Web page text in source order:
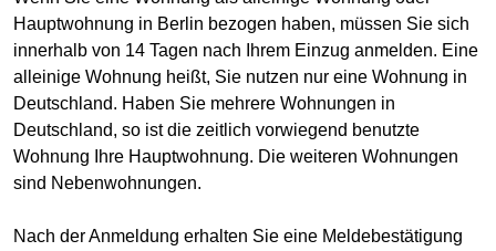
Hauptwohnung in Berlin bezogen haben, müssen Sie sich
innerhalb von 14 Tagen nach Ihrem Einzug anmelden. Eine
alleinige Wohnung heißt, Sie nutzen nur eine Wohnung in
Deutschland. Haben Sie mehrere Wohnungen in
Deutschland, so ist die zeitlich vorwiegend benutzte
Wohnung Ihre Hauptwohnung. Die weiteren Wohnungen
sind Nebenwohnungen.
Nach der Anmeldung erhalten Sie eine Meldebestätigung